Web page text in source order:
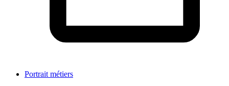
Portrait métiers